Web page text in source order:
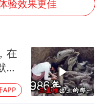
东航：国内客票提前14天免费退改
窦靖童好搭
开新局
验效果更佳
在
APP